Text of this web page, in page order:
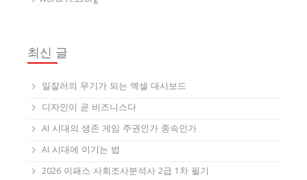
최신 글
일잘러의 무기가 되는 엑셀 대시보드
디자인이 곧 비즈니스다
AI 시대의 생존 게임 주권인가 종속인가
AI 시대에 이기는 법
2026 이패스 사회조사분석사 2급 1차 필기